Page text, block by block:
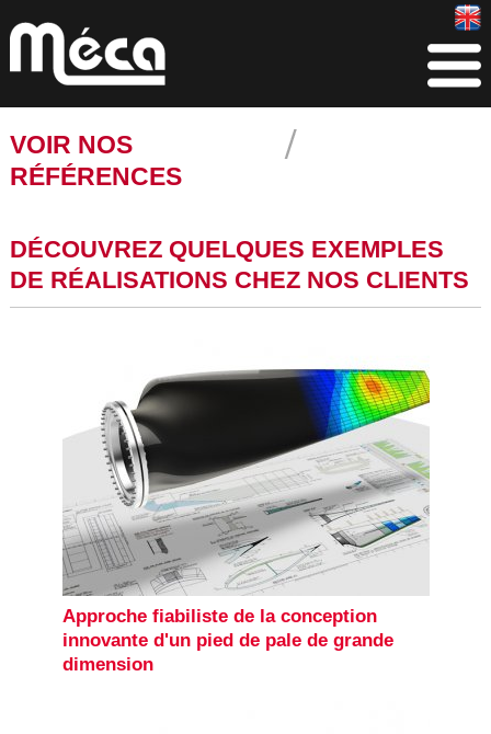
VOIR NOS
RÉFÉRENCES
DÉCOUVREZ QUELQUES EXEMPLES
DE RÉALISATIONS CHEZ NOS CLIENTS
Approche fiabiliste de la conception
innovante d'un pied de pale de grande
dimension